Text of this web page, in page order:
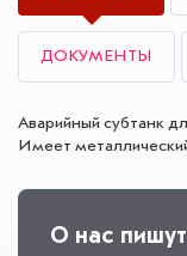
ДОКУМЕНТЫ
Аварийный субтанк
Имеет
О нас пишут